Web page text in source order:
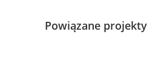
Powiązane projekty